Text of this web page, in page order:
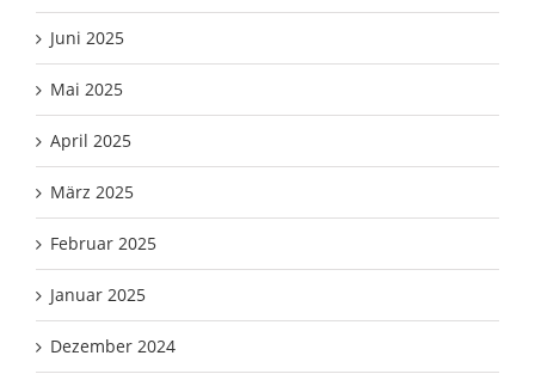
Juni 2025
Mai 2025
April 2025
März 2025
Februar 2025
Januar 2025
Dezember 2024